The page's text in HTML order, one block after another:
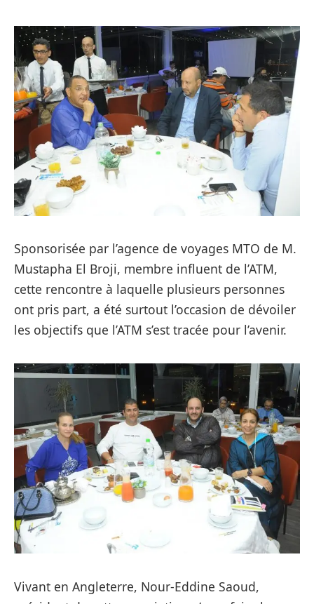
Sponsorisée par l’agence de voyages MTO de M.
Mustapha El Broji, membre influent de l’ATM,
cette rencontre à laquelle plusieurs personnes
ont pris part, a été surtout l’occasion de dévoiler
les objectifs que l’ATM s’est tracée pour l’avenir.
Vivant en Angleterre, Nour-Eddine Saoud,